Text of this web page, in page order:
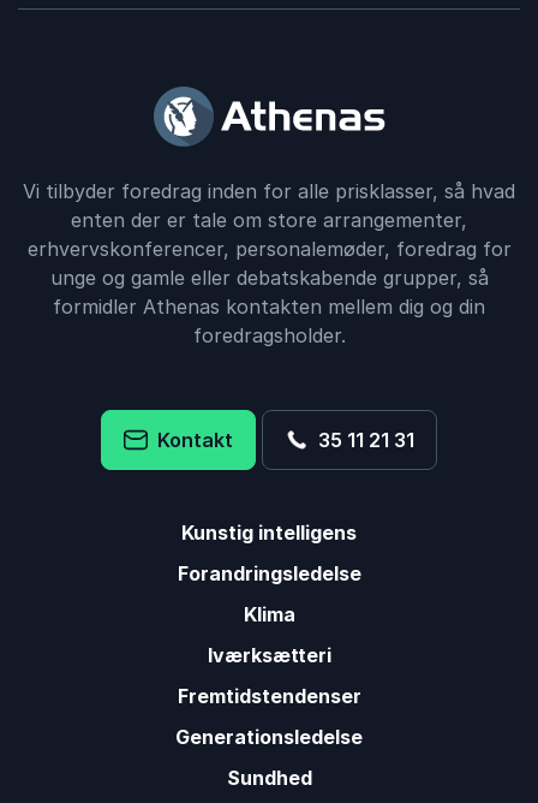
Vi tilbyder foredrag inden for alle prisklasser, så hvad
enten der er tale om store arrangementer,
erhvervskonferencer, personalemøder, foredrag for
unge og gamle eller debatskabende grupper, så
formidler Athenas kontakten mellem dig og din
foredragsholder.
Kontakt 35 11 21 31
Kunstig intelligens
Forandringsledelse
Klima
Iværksætteri
Fremtidstendenser
Generationsledelse
Sundhed